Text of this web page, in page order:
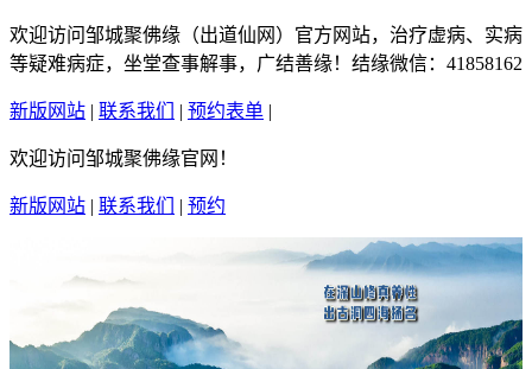
欢迎访问邹城聚佛缘（出道仙网）官方网站，治疗虚病、实病
等疑难病症，坐堂查事解事，广结善缘！结缘微信：41858162
新版网站 | 联系我们 | 预约表单 |
欢迎访问邹城聚佛缘官网！
新版网站 | 联系我们 | 预约